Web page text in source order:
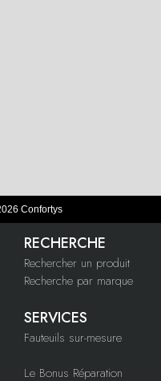
Confortys
RECHERCHE
Rechercher un produit
Recherche par marque
SERVICES
Fauteuils sur-mesure
Le Bonus Réparation